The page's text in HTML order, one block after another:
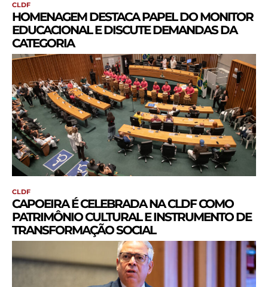
CLDF
HOMENAGEM DESTACA PAPEL DO MONITOR
EDUCACIONAL E DISCUTE DEMANDAS DA
CATEGORIA
CLDF
CAPOEIRA É CELEBRADA NA CLDF COMO
PATRIMÔNIO CULTURAL E INSTRUMENTO DE
TRANSFORMAÇÃO SOCIAL